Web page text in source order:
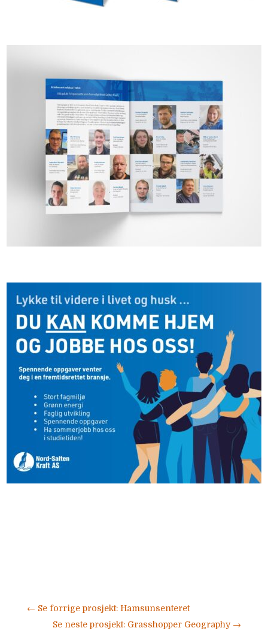
← Se forrige prosjekt: Hamsunsenteret
Se neste prosjekt: Grasshopper Geography→